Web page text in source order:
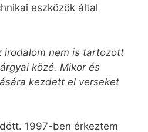
eszközök által
irodalom nem is tartozott
közé. Mikor és
kezdett el verseket
1997-ben érkeztem